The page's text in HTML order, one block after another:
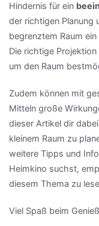
Hindernis für ein
der richtigen Planung
begrenztem Raum ein
Die richtige
um den Raum
Zudem können mit
Mitteln große
dieser Artikel dir
kleinem Raum zu
weitere Tipps und
Heimkino suchst,
diesem Thema zu
Viel Spaß beim